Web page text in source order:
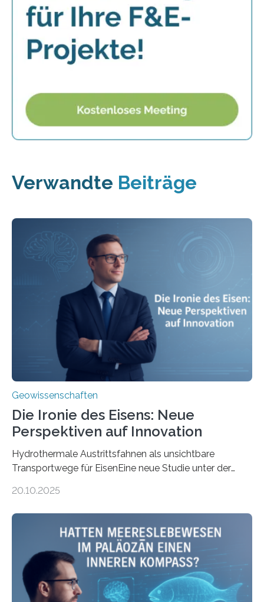
Verwandte Beiträge
Geowissenschaften
Die Ironie des Eisens: Neue
Perspektiven auf Innovation
Hydrothermale Austrittsfahnen als unsichtbare
Transportwege für EisenEine neue Studie unter der
Umweltwissenschaften der Universität Bremen –
Meeresboden die Eisenverfügbarkeit und den globalen
Stoffkreislauf im Ozean prägen. Die Überblicksstudie
mit dem Titel „Iron’s Irony“ ist in Communications Earth
& Environment erschienen. Die Studie fasst bestehende
Forschungsergebnisse zusammen und interpretiert sie
neu, um zu erklären, wie Eisen, das aus hydrothermalen
20.10.2025